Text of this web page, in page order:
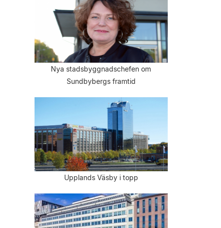
Nya stadsbyggnadschefen om
Sundbybergs framtid
Upplands Väsby i topp